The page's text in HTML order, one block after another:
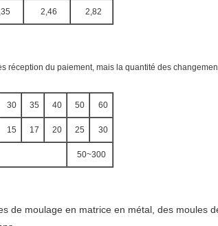
2,46 2,82
du paiement, mais la quantité des
30 35 40 50 60
15 17 20 25 30
50~300
de moulage en matrice en métal, des moules